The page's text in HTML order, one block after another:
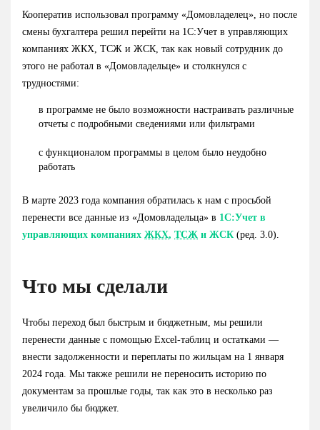
Кооператив использовал программу «Домовладелец», но после
смены бухгалтера решил перейти на 1С:Учет в управляющих
компаниях ЖКХ, ТСЖ и ЖСК, так как новый сотрудник до
этого не работал в «Домовладельце» и столкнулся с
трудностями:
в программе не было возможности настраивать различные
отчеты с подробными сведениями или фильтрами
с функционалом программы в целом было неудобно
работать
В марте 2023 года компания обратилась к нам с просьбой
перенести все данные из «Домовладельца» в 1С:Учет в
управляющих компаниях ЖКХ, ТСЖ и ЖСК (ред. 3.0).
Что мы сделали
Чтобы переход был быстрым и бюджетным, мы решили
перенести данные с помощью Excel-таблиц и остатками —
внести задолженности и переплаты по жильцам на 1 января
2024 года. Мы также решили не переносить историю по
документам за прошлые годы, так как это в несколько раз
увеличило бы бюджет.